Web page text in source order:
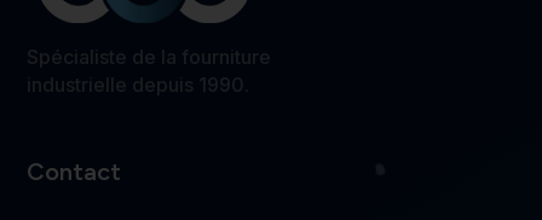
Spécialiste de la fourniture
industrielle depuis 1990.
Contact